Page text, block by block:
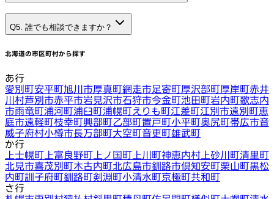
Q5. 誰でも相談できますか？
北海道の市区町村から探す
あ行
愛別町安平町旭川市厚真町網走市足寄町厚沢部町厚岸町赤井
川村芦別市赤平市岩見沢市石狩市今金町池田町岩内町歌志内
市雨竜町浦河町浦臼町浦幌町えりも町江差町江別市遠別町恵
庭市遠軽町枝幸町興部町乙部町置戸町小平町奥尻町帯広市音
威子府村小樽市長万部町大空町音更町雄武町
か行
上士幌町 上富良野町 上ノ国町 上川町神恵内村 上砂川町清里町
北見市喜茂別町木古内町北広島市釧路市倶知安町栗山町黒松
内町訓子府町釧路町剣淵町小清水町京極町共和町
さ行